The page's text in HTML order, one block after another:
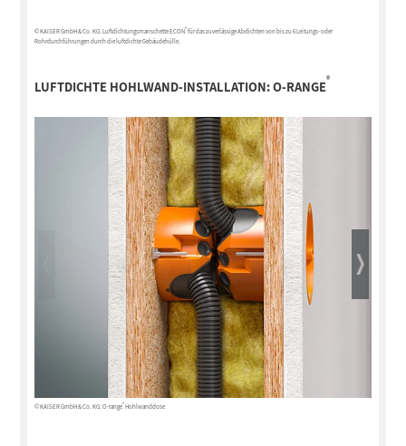
© KAISER GmbH & Co. KG: Luftdichtungsmanschette ECON®für das zuverlässige Abdichten von bis zu 6 Leitungs- oder
Rohrdurchführungen durch die luftdichte Gebäudehülle.
LUFTDICHTE HOHLWAND-INSTALLATION:O-RANGE®
© KAISER GmbH & Co. KG: O-range®Hohlwanddose